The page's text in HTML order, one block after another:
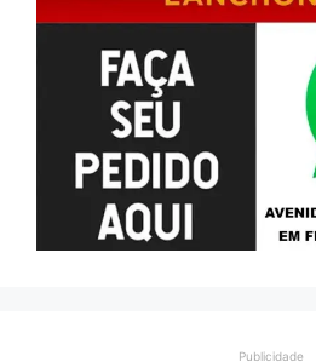
Publicidade